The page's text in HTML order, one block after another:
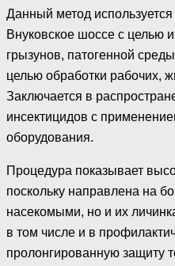
Данный метод
Внуковское шоссе с целью
грызунов, патогенной
целью обработки рабочих,
Заключается в
инсектицидов с
оборудования.
Процедура показывает
поскольку направлена на
насекомыми, но и их
в том числе и в
пролонгированную защиту